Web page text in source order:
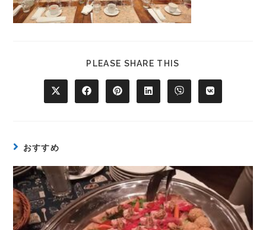
PLEASE SHARE THIS
おすすめ